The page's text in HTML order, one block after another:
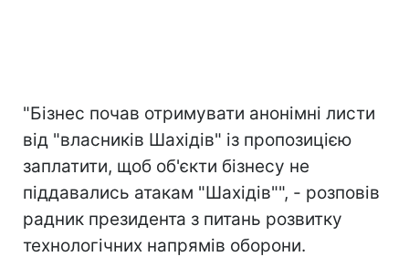
"Бізнес почав отримувати анонімні листи
від "власників Шахідів" із пропозицією
заплатити, щоб об'єкти бізнесу не
піддавались атакам "Шахідів"", - розповів
радник президента з питань розвитку
технологічних напрямів оборони.